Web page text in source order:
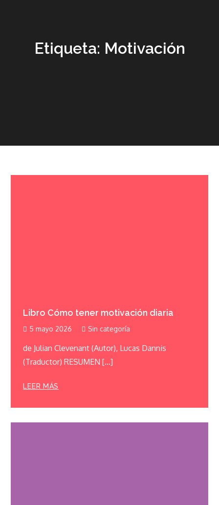
Etiqueta: Motivación
Libro Cómo tener motivación diaria
5 mayo 2026 Sin categoría
de Julian Clevenant (Autor), Lucas Dannis
(Traductor) RESUMEN […]
LEER MÁS